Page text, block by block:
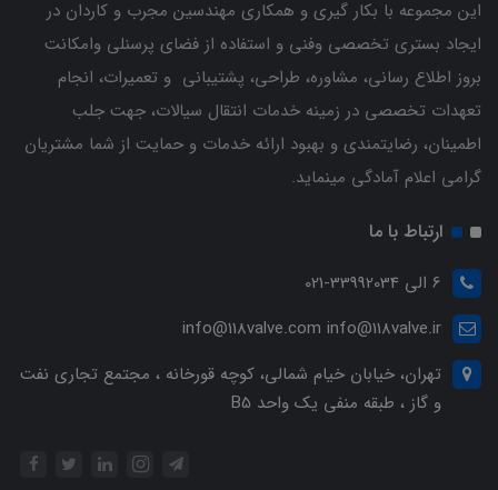
این مجموعه با بکار گیری و همکاری مهندسین مجرب و کاردان ‌در
ایجاد بستری تخصصی وفنی و استفاده از فضای پرسنلی وامکانت
بروز اطلاع رسانی، مشاوره، طراحی، پشتیبانی و تعمیرات، انجام
تعهدات تخصصی در زمینه خدمات انتقال سیالات، جهت جلب
اطمینان، رضایتمندی و بهبود ارائه خدمات و حمایت از شما مشتریان
گرامی اعلام آمادگی مینماید.
ارتباط با ما
6 الی 33992034-021
info@118valve.com info@118valve.ir
تهران، خیابان خیام شمالی، کوچه قورخانه ، مجتمع تجاری نفت
و گاز ، طبقه منفی یک واحد B5